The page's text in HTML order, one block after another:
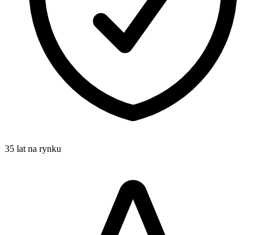
35 lat na rynku